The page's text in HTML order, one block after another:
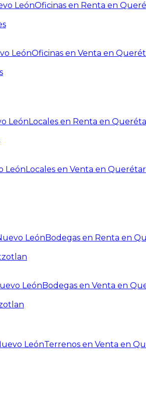
LeónOficinas en Renta en
LeónOficinas en Venta en
LeónLocales en Renta en
LeónLocales en Venta en
LeónBodegas en Renta en
LeónBodegas en Venta en
LeónTerrenos en Venta en